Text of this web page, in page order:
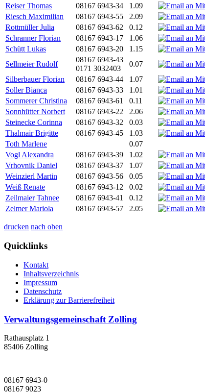
Reiser Thomas
08167 6943-34 1.09
Riesch Maximilian
08167 6943-55 2.09
Rottmüller Julia
08167 6943-62 0.12
Schranner Florian
08167 6943-17 1.06
Schütt Lukas
08167 6943-20 1.15
Sellmeier Rudolf
08167 6943-43
0171 3032403
0.07
Silberbauer Florian
08167 6943-44 1.07
Soller Bianca
08167 6943-33 1.01
Sommerer Christina
08167 6943-61 0.11
Sonnhütter Norbert
08167 6943-22 2.06
Steinecke Corinna
08167 6943-32 0.03
Thalmair Brigitte
08167 6943-45 1.03
Toth Marlene
0.07
Vogl Alexandra
08167 6943-39 1.02
Vrhovnik Daniel
08167 6943-37 1.07
Weinzierl Martin
08167 6943-56 0.05
Weiß Renate
08167 6943-12 0.02
Zeilmaier Tahnee
08167 6943-41 0.12
Zelmer Mariola
08167 6943-57 2.05
drucken nach oben
Quicklinks
Kontakt
Inhaltsverzeichnis
Impressum
Datenschutz
Erklärung zur Barrierefreiheit
Verwaltungsgemeinschaft Zolling
Rathausplatz 1
85406 Zolling
08167 6943-0
08167 9023